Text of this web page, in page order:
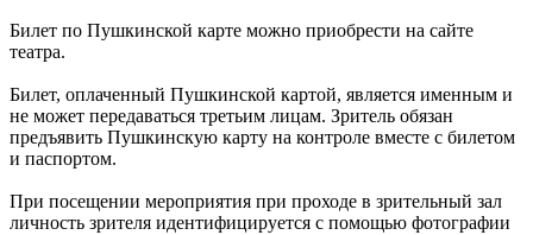
Билет по Пушкинской карте можно приобрести на сайте
театра.
Билет, оплаченный Пушкинской картой, является именным и
не может передаваться третьим лицам. Зритель обязан
предъявить Пушкинскую карту на контроле вместе с билетом
и паспортом.
При посещении мероприятия при проходе в зрительный зал
личность зрителя идентифицируется с помощью фотографии